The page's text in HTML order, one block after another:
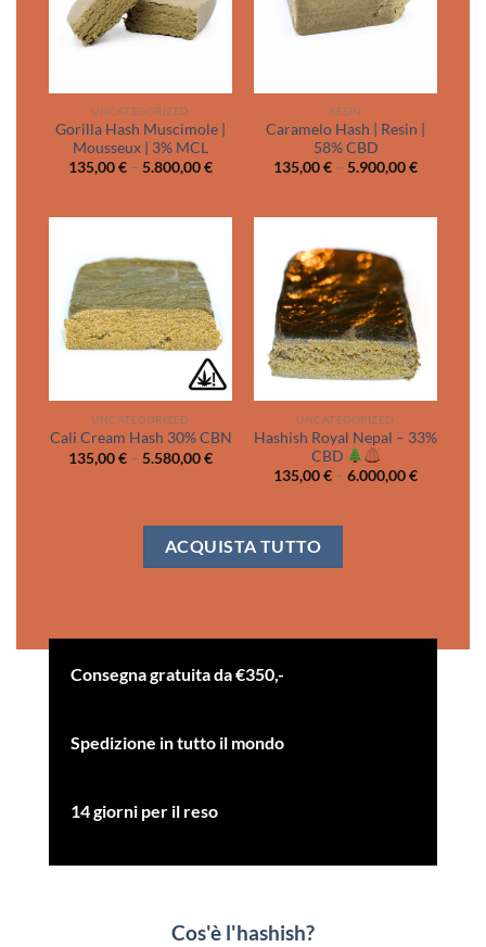
UNCATEGORIZED
Gorilla Hash Muscimole |
Mousseux | 3% MCL
135,00€ – 5.800,00€Price
5.800,00 €
RESIN
Caramelo Hash | Resin |
58% CBD
135,00€ – 5.900,00€Price
5.900,00 €
UNCATEGORIZED
Cali Cream Hash 30% CBN
135,00€ – 5.580,00€Price
UNCATEGORIZED
Hashish Royal Nepal – 33%
CBD
135,00€ – 6.000,00€Price
ACQUISTA TUTTO
Consegna gratuita da €350,-
Spedizione in tutto il mondo
14 giorni per il reso
Cos'è l'hashish?